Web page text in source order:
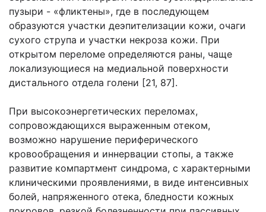
пузыри - «фликтены», где в последующем
образуются участки деэпителизации кожи, очаги
сухого струпа и участки некроза кожи. При
открытом переломе определяются раны, чаще
локализующиеся на медиальной поверхности
дистального отдела голени [21, 87].
При высокоэнергетических переломах,
сопровождающихся выраженным отеком,
возможно нарушение периферического
кровообращения и иннервации стопы, а также
развитие компартмент синдрома, с характерными
клиническими проявлениями, в виде интенсивных
болей, напряженного отека, бледности кожных